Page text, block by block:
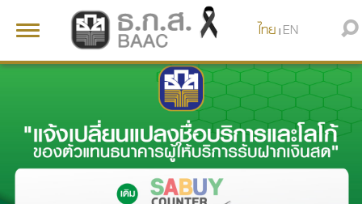
Toggle
ไทย | EN